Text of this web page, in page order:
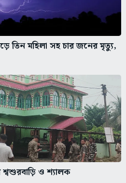
তিন মহিলা সহ চার জনের মৃত্যু,
ও শ্যালক